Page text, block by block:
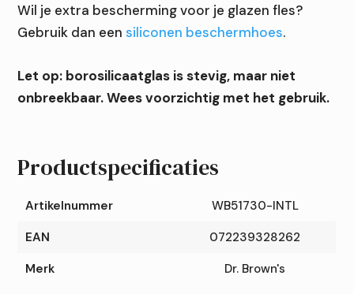
Wil je extra bescherming voor je glazen fles?
Gebruik dan eensiliconen beschermhoes.
Let op: borosilicaatglas is stevig, maar niet
onbreekbaar. Wees voorzichtig met het gebruik.
Productspecificaties
Artikelnummer
WB51730-INTL
EAN
072239328262
Merk
Dr. Brown's